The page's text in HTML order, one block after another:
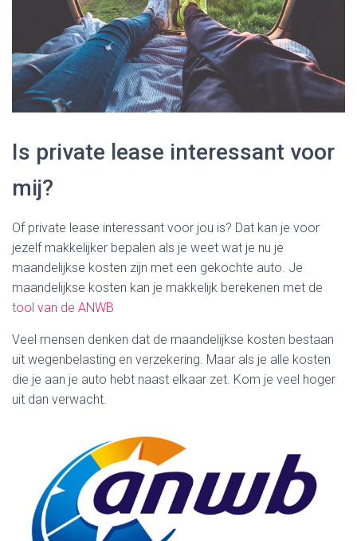
Is private lease interessant voor
mij?
Of private lease interessant voor jou is? Dat kan je voor
jezelf makkelijker bepalen als je weet wat je nu je
maandelijkse kosten zijn met een gekochte auto. Je
maandelijkse kosten kan je makkelijk berekenen met de
tool van de ANWB
Veel mensen denken dat de maandelijkse kosten bestaan
uit wegenbelasting en verzekering. Maar als je alle kosten
die je aan je auto hebt naast elkaar zet. Kom je veel hoger
uit dan verwacht.